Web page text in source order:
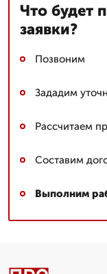
Что будет
заявки?
Позвоним
Зададим
Рассчитаем
Составим
Выполним